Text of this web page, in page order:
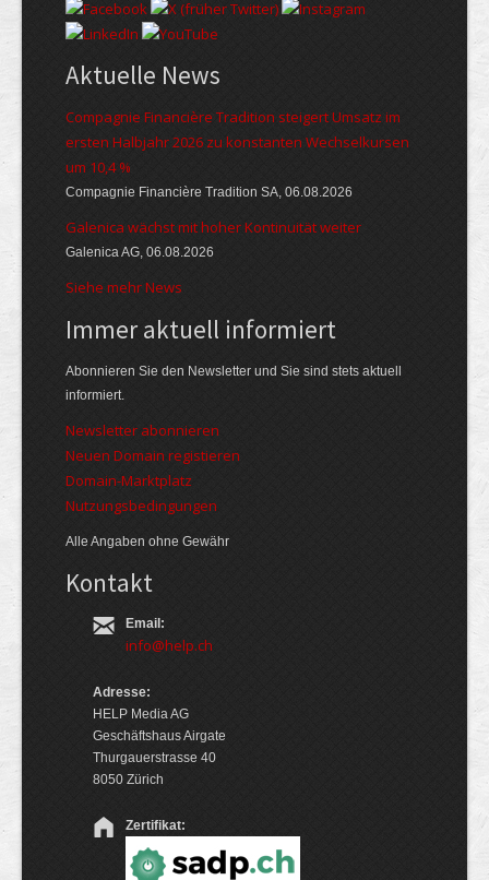
Aktuelle News
Compagnie Financière Tradition steigert Umsatz im
ersten Halbjahr 2026 zu konstanten Wechselkursen
um 10,4 %
Compagnie Financière Tradition SA, 06.08.2026
Galenica wächst mit hoher Kontinuität weiter
Galenica AG, 06.08.2026
Siehe mehr News
Immer aktuell informiert
Abonnieren Sie den Newsletter und Sie sind stets aktuell
informiert.
Newsletter abonnieren
Neuen Domain registieren
Domain-Marktplatz
Nutzungsbedingungen
Alle Angaben ohne Gewähr
Kontakt
Email:
info@help.ch
Adresse:
HELP Media AG
Geschäftshaus Airgate
Thurgauerstrasse 40
8050 Zürich
Zertifikat: